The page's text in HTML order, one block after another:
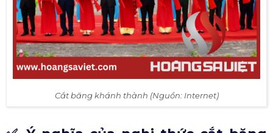
Cắt băng khánh thành (Nguồn: Internet)